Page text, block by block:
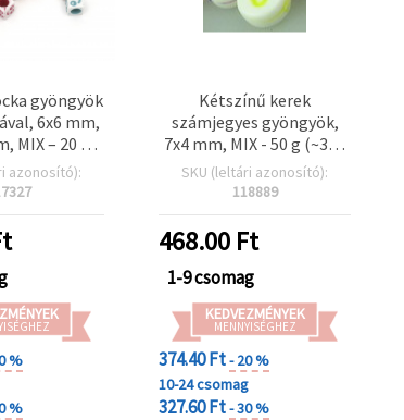
gyöngyök
6x6 mm,
MIX – 20 g
db)
azonosító):
%
%
Kétszínű kerek
számjegyes gyöngyök,
7x4 mm, MIX - 50 g (~330
db)
SKU (leltári azonosító):
118889
468.00 Ft
1-9 csomag
KEDVEZMÉNYEK
MENNYISÉGHEZ
374.40 Ft- 20 %
10-24 csomag
327.60 Ft- 30 %